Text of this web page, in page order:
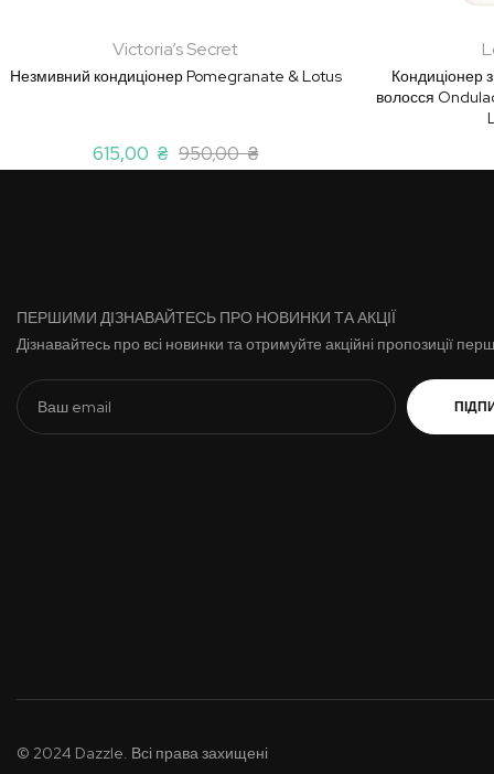
Victoria’s Secret
Незмивний кондиціонер Pomegranate & Lotus
615,00 ₴ 950,00 ₴
Кондиціонер
волосся
ПЕРШИМИ ДІЗНАВАЙТЕСЬ ПРО НОВИНКИ ТА АКЦІЇ
Дізнавайтесь про всі новинки та отримуйте акційні пропозиції
© 2024 Dazzle. Всі права захищені